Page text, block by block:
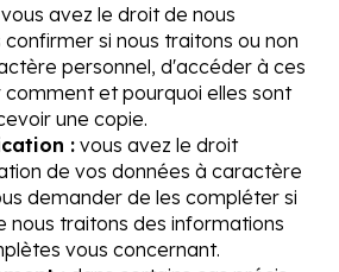
vous avez le droit de nous
si nous traitons ou non
personnel, d'accéder à ces
et pourquoi elles sont
une copie.
: vous avez le droit
de vos données à caractère
demander de les compléter si
nous traitons des informations
vous concernant.